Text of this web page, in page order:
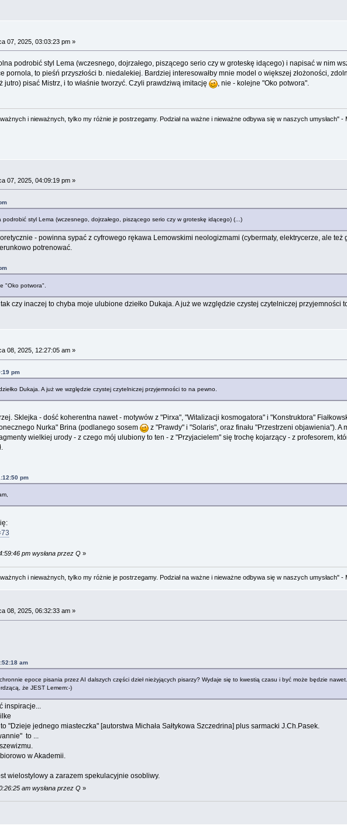
07, 2025, 03:03:23 pm »
podrobić styl Lema (wczesnego, dojrzałego, piszącego serio czy w groteskę idącego) i napisać w nim
pornola, to pieśń przyszłości b. niedalekiej. Bardziej interesowałby mnie model o większej złożoności,
jutro) pisać Mistrz, i to właśnie tworzyć. Czyli prawdziwą imitację
, nie - kolejne "Oko potwora".
i nieważnych, tylko my różnie je postrzegamy. Podział na ważne i nieważne odbywa się w naszych umysłach" -
07, 2025, 04:09:19 pm »
styl Lema (wczesnego, dojrzałego, piszącego serio czy w groteskę idącego) (...)
- powinna sypać z cyfrowego rękawa Lemowskimi neologizmami (cybermaty, elektrycerze, ale też
potrenować.
"Oko potwora".
czy inaczej to chyba moje ulubione dziełko Dukaja. A już we względzie czystej czytelniczej przyjemności
08, 2025, 12:27:05 am »
pm
Dukaja. A już we względzie czystej czytelniczej przyjemności to na pewno.
Sklejka - dość koherentna nawet - motywów z "Pirxa", "Witalizacji kosmogatora" i "Konstruktora"
Nurka" Brina (podlanego sosem
z "Prawdy" i "Solaris", oraz finału "Przestrzeni objawienia"). A
wielkiej urody - z czego mój ulubiony to ten - z "Przyjacielem" się trochę kojarzący - z profesorem,
pm
pm wysłana przez Q»
i nieważnych, tylko my różnie je postrzegamy. Podział na ważne i nieważne odbywa się w naszych umysłach" -
08, 2025, 06:32:33 am »
am
epoce pisania przez AI dalszych części dzieł nieżyjących pisarzy? Wydaje się to kwestią czasu i być może będzie
że JEST Lemem:-)
inspiracje...
"Dzieje jednego miasteczka" [autorstwa Michała Sałtykowa Szczedrina] plus sarmacki J.Ch.Pasek.
to ...
w Akademii.
wielostylowy a zarazem spekulacyjnie osobliwy.
am wysłana przez Q»